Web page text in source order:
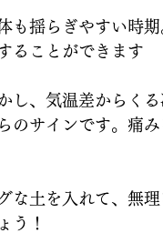
も揺らぎやすい時
ることができます
し、気温差からく
のサインです。痛
な土を入れて、無
う！